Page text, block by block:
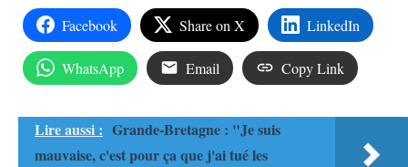
Facebook Share on X LinkedIn
WhatsApp Email Copy Link
Lire aussi : Grande-Bretagne : "Je suis
mauvaise, c'est pour ça que j'ai tué les